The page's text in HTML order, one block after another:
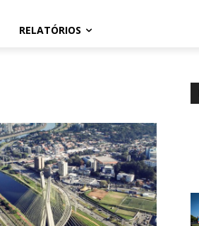
RELATÓRIOS